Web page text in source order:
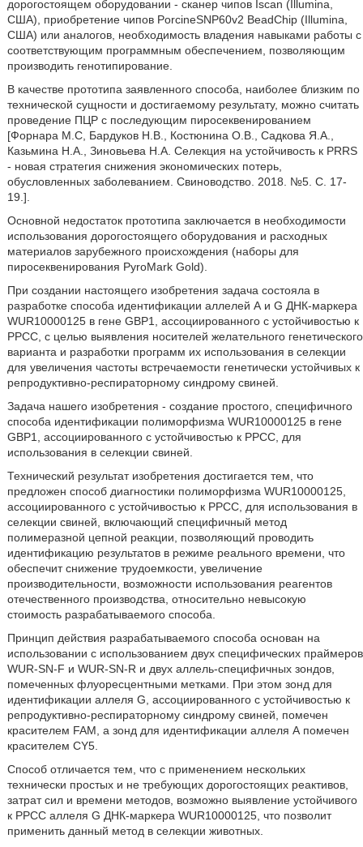
дорогостоящем оборудовании - сканер чипов Iscan (Illumina,
США), приобретение чипов PorcineSNP60v2 BeadChip (Illumina,
США) или аналогов, необходимость владения навыками работы с
соответствующим программным обеспечением, позволяющим
производить генотипирование.
В качестве прототипа заявленного способа, наиболее близким по
технической сущности и достигаемому результату, можно считать
проведение ПЦР с последующим пиросеквенированием
[Форнара М.С, Бардуков Н.В., Костюнина О.В., Садкова Я.А.,
Казьмина Н.А., Зиновьева Н.А. Селекция на устойчивость к PRRS
- новая стратегия снижения экономических потерь,
обусловленных заболеванием. Свиноводство. 2018. №5. С. 17-
19.].
Основной недостаток прототипа заключается в необходимости
использования дорогостоящего оборудования и расходных
материалов зарубежного происхождения (наборы для
пиросеквенирования PyroMark Gold).
При создании настоящего изобретения задача состояла в
разработке способа идентификации аллелей А и G ДНК-маркера
WUR10000125 в гене GBP1, ассоциированного с устойчивостью к
РРСС, с целью выявления носителей желательного генетического
варианта и разработки программ их использования в селекции
для увеличения частоты встречаемости генетически устойчивых к
репродуктивно-респираторному синдрому свиней.
Задача нашего изобретения - создание простого, специфичного
способа идентификации полиморфизма WUR10000125 в гене
GBP1, ассоциированного с устойчивостью к РРСС, для
использования в селекции свиней.
Технический результат изобретения достигается тем, что
предложен способ диагностики полиморфизма WUR10000125,
ассоциированного с устойчивостью к РРСС, для использования в
селекции свиней, включающий специфичный метод
полимеразной цепной реакции, позволяющий проводить
идентификацию результатов в режиме реального времени, что
обеспечит снижение трудоемкости, увеличение
производительности, возможности использования реагентов
отечественного производства, относительно невысокую
стоимость разрабатываемого способа.
Принцип действия разрабатываемого способа основан на
использовании с использованием двух специфических праймеров
WUR-SN-F и WUR-SN-R и двух аллель-специфичных зондов,
помеченных флуоресцентными метками. При этом зонд для
идентификации аллеля G, ассоциированного с устойчивостью к
репродуктивно-респираторному синдрому свиней, помечен
красителем FAM, а зонд для идентификации аллеля А помечен
красителем CY5.
Способ отличается тем, что с применением нескольких
технически простых и не требующих дорогостоящих реактивов,
затрат сил и времени методов, возможно выявление устойчивого
к РРСС аллеля G ДНК-маркера WUR10000125, что позволит
применить данный метод в селекции животных.